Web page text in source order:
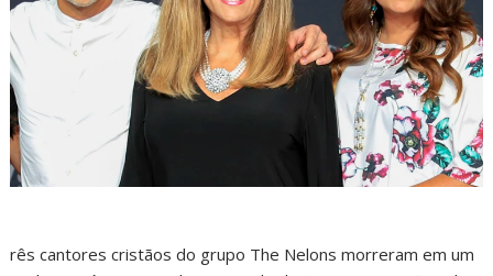
rês cantores cristãos do grupo The Nelons morreram em um